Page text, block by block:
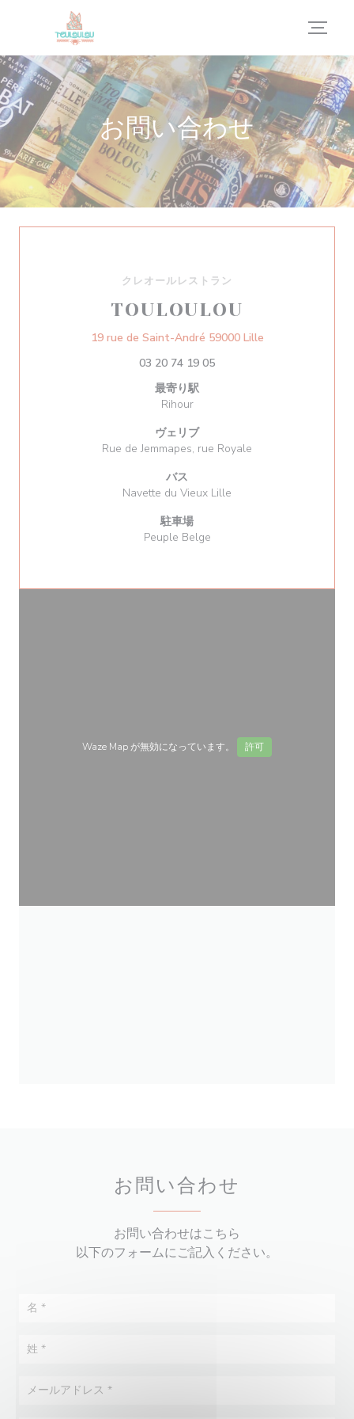
クッキー利用の管理について
お問い合わせ
クレオールレストラン
TOULOULOU
19 rue de Saint-André 59000 Lille((新しいウィンド
03 20 74 19 05
最寄り駅
Rihour
ヴェリブ
Rue de Jemmapes, rue Royale
バス
Navette du Vieux Lille
駐車場
Peuple Belge
Waze Map が無効になっています。 許可
お問い合わせ
お問い合わせはこちら
以下のフォームにご記入ください。